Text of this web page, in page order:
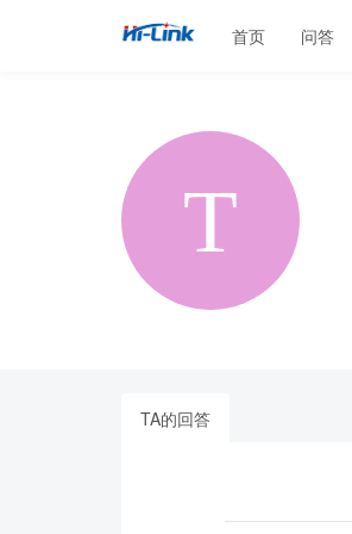
首页 问答
TA的回答